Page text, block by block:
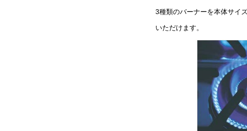
3種類のバーナーを本体サイ
いただけます。